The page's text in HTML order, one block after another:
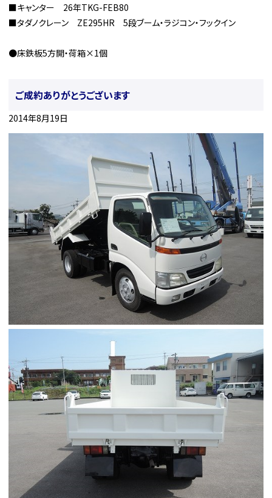
■キャンター 26年TKG-FEB80
■タダノクレーン ZE295HR 5段ブーム・ラジコン・フックイン
●床鉄板5方開・荷箱×1個
ご成約ありがとうございます
2014年8月19日